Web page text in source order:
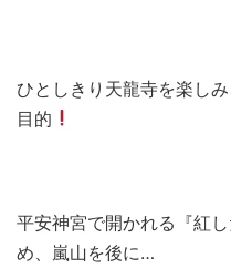
ひとしきり天龍寺を楽し
目的
平安神宮で開かれる『紅
め、嵐山を後に…